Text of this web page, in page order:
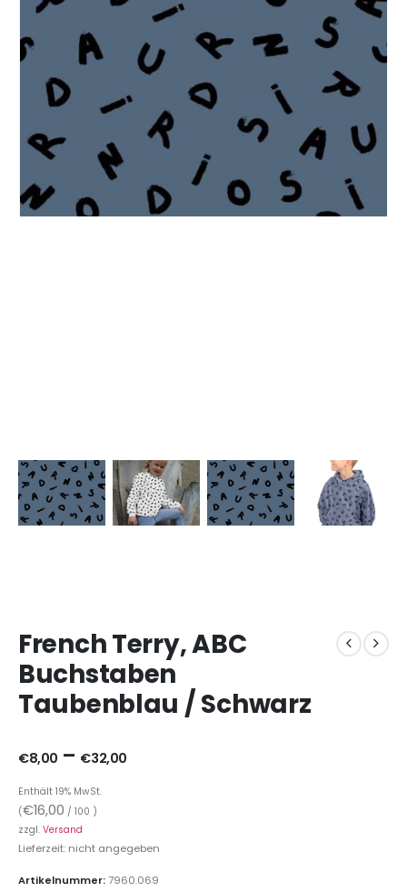
French Terry, ABC
Buchstaben
Taubenblau / Schwarz
€8,00 – €32,00
Enthält 19% MwSt.
(€16,00 / 100 )
zzgl. Versand
Lieferzeit: nicht angegeben
Artikelnummer:7960.069